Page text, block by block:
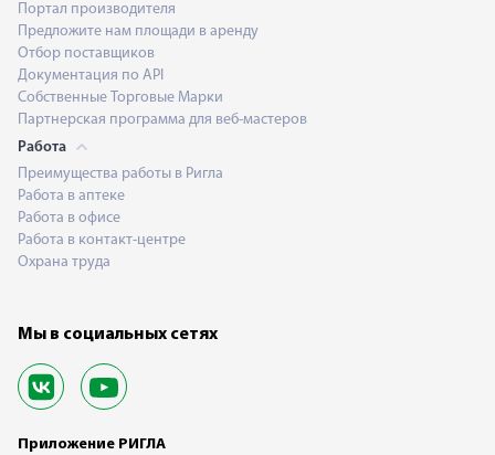
Портал производителя
Предложите нам площади в аренду
Отбор поставщиков
Документация по API
Собственные Торговые Марки
Партнерская программа для веб-мастеров
Работа
Преимущества работы в Ригла
Работа в аптеке
Работа в офисе
Работа в контакт-центре
Охрана труда
Мы в социальных сетях
Приложение РИГЛА